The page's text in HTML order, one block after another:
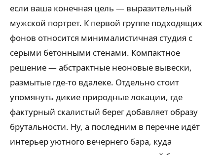
если ваша конечная цель — выразительный
мужской портрет. К первой группе подходящих
фонов относится минималистичная студия с
серыми бетонными стенами. Компактное
решение — абстрактные неоновые вывески,
размытые где-то вдалеке. Отдельно стоит
упомянуть дикие природные локации, где
фактурный скалистый берег добавляет образу
брутальности. Ну, а последним в перечне идёт
интерьер уютного вечернего бара, куда